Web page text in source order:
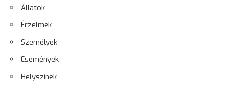
Állatok
Érzelmek
Személyek
Események
Helyszínek